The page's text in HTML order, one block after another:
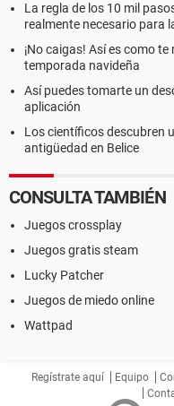
La regla de los 10 mil
realmente necesario para
¡No caigas! Así es como
temporada navideña
Así puedes tomarte un
aplicación
Los científicos descubren
antigüedad en Belice
CONSULTA TAMBIÉN
Juegos crossplay
Juegos gratis steam
Lucky Patcher
Juegos de miedo online
Wattpad
Regístrate aquí Equipo